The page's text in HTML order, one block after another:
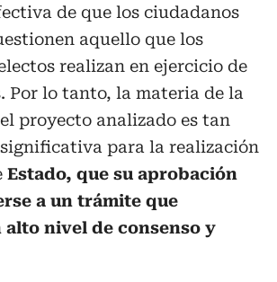
de que los ciudadanos
aquello que los
realizan en ejercicio de
Por lo tanto, la materia de la
proyecto analizado es tan
para la realización
Estado, que su aprobación
a un trámite que
alto nivel de consenso y